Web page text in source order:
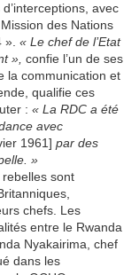
avec
des Nations
« Le chef de l’Etat
», confie l’un de ses
la communication et
qualifie ces
: « La RDC a été
avec
1961] par des
»
sont
chefs. Les
entre le Rwanda
Nyakairima, chef
dans les